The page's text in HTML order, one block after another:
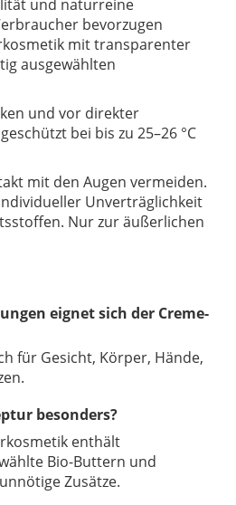
und naturreine
bevorzugen
mit transparenter
ausgewählten
und vor direkter
bei bis zu 25–26 °C
mit den Augen vermeiden.
Unverträglichkeit
Nur zur äußerlichen
eignet sich der Creme-
für Gesicht, Körper, Hände,
besonders?
enthält
Bio-Buttern und
Zusätze.